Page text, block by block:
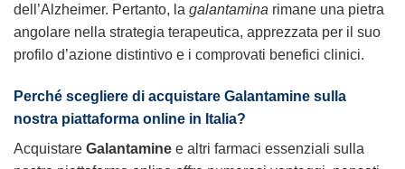
dell’Alzheimer. Pertanto, la galantamina rimane una pietra
angolare nella strategia terapeutica, apprezzata per il suo
profilo d’azione distintivo e i comprovati benefici clinici.
Perché scegliere di acquistare Galantamine sulla
nostra piattaforma online in Italia?
Acquistare Galantamine e altri farmaci essenziali sulla